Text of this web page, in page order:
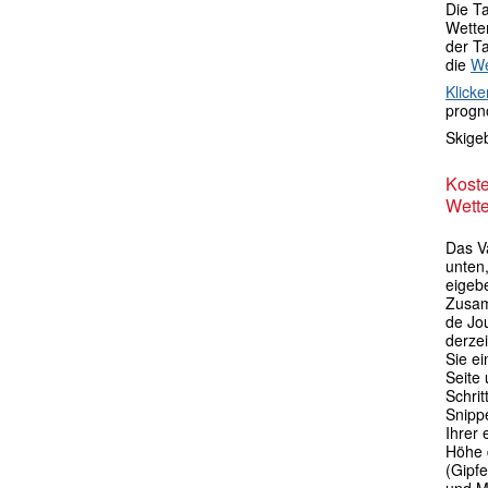
Die
der
die
Das
de
Sie
Seite
Ihrer
Höhe